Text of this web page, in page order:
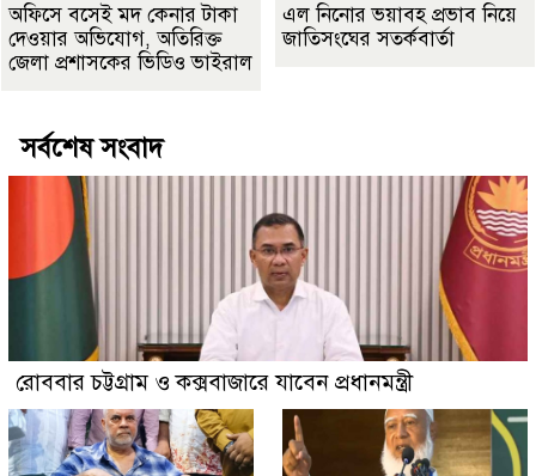
অফিসে বসেই মদ কেনার টাকা
দেওয়ার অভিযোগ, অতিরিক্ত
জেলা প্রশাসকের ভিডিও ভাইরাল
এল নিনোর ভয়াবহ প্রভাব নিয়ে
জাতিসংঘের সতর্কবার্তা
সর্বশেষ সংবাদ
রোববার চট্টগ্রাম ও কক্সবাজারে যাবেন প্রধানমন্ত্রী